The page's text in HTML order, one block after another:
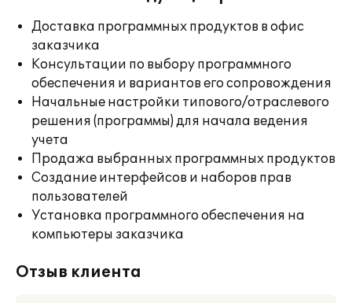
Доставка программных продуктов в офис
заказчика
Консультации по выбору программного
обеспечения и вариантов его сопровождения
Начальные настройки типового/отраслевого
решения (программы) для начала ведения
учета
Продажа выбранных программных продуктов
Создание интерфейсов и наборов прав
пользователей
Установка программного обеспечения на
компьютеры заказчика
Отзыв клиента